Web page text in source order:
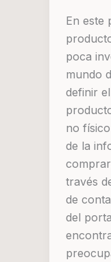
En este
poca
mundo
definir
no
de la
través
de
del